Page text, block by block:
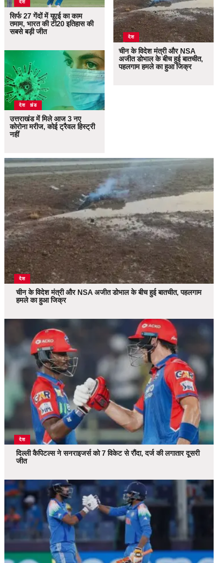
देश
सिर्फ 27 गेंदों में यूएई का काम
तमाम, भारत की टी20 इतिहास की
सबसे बड़ी जीत
उत्तराखंड
देश
उत्तराखंड में मिले आज 3 नए
कोरोना मरीज, कोई ट्रैवल हिस्ट्री
नहीं
देश
चीन के विदेश मंत्री और NSA
अजीत डोभाल के बीच हुई बातचीत,
पहलगाम हमले का हुआ जिक्र
देश
चीन के विदेश मंत्री और NSA अजीत डोभाल के बीच हुई बातचीत, पहलगाम
हमले का हुआ जिक्र
देश
दिल्ली कैपिटल्स ने सनराइजर्स को 7 विकेट से रौंदा, दर्ज की लगातार दूसरी
जीत